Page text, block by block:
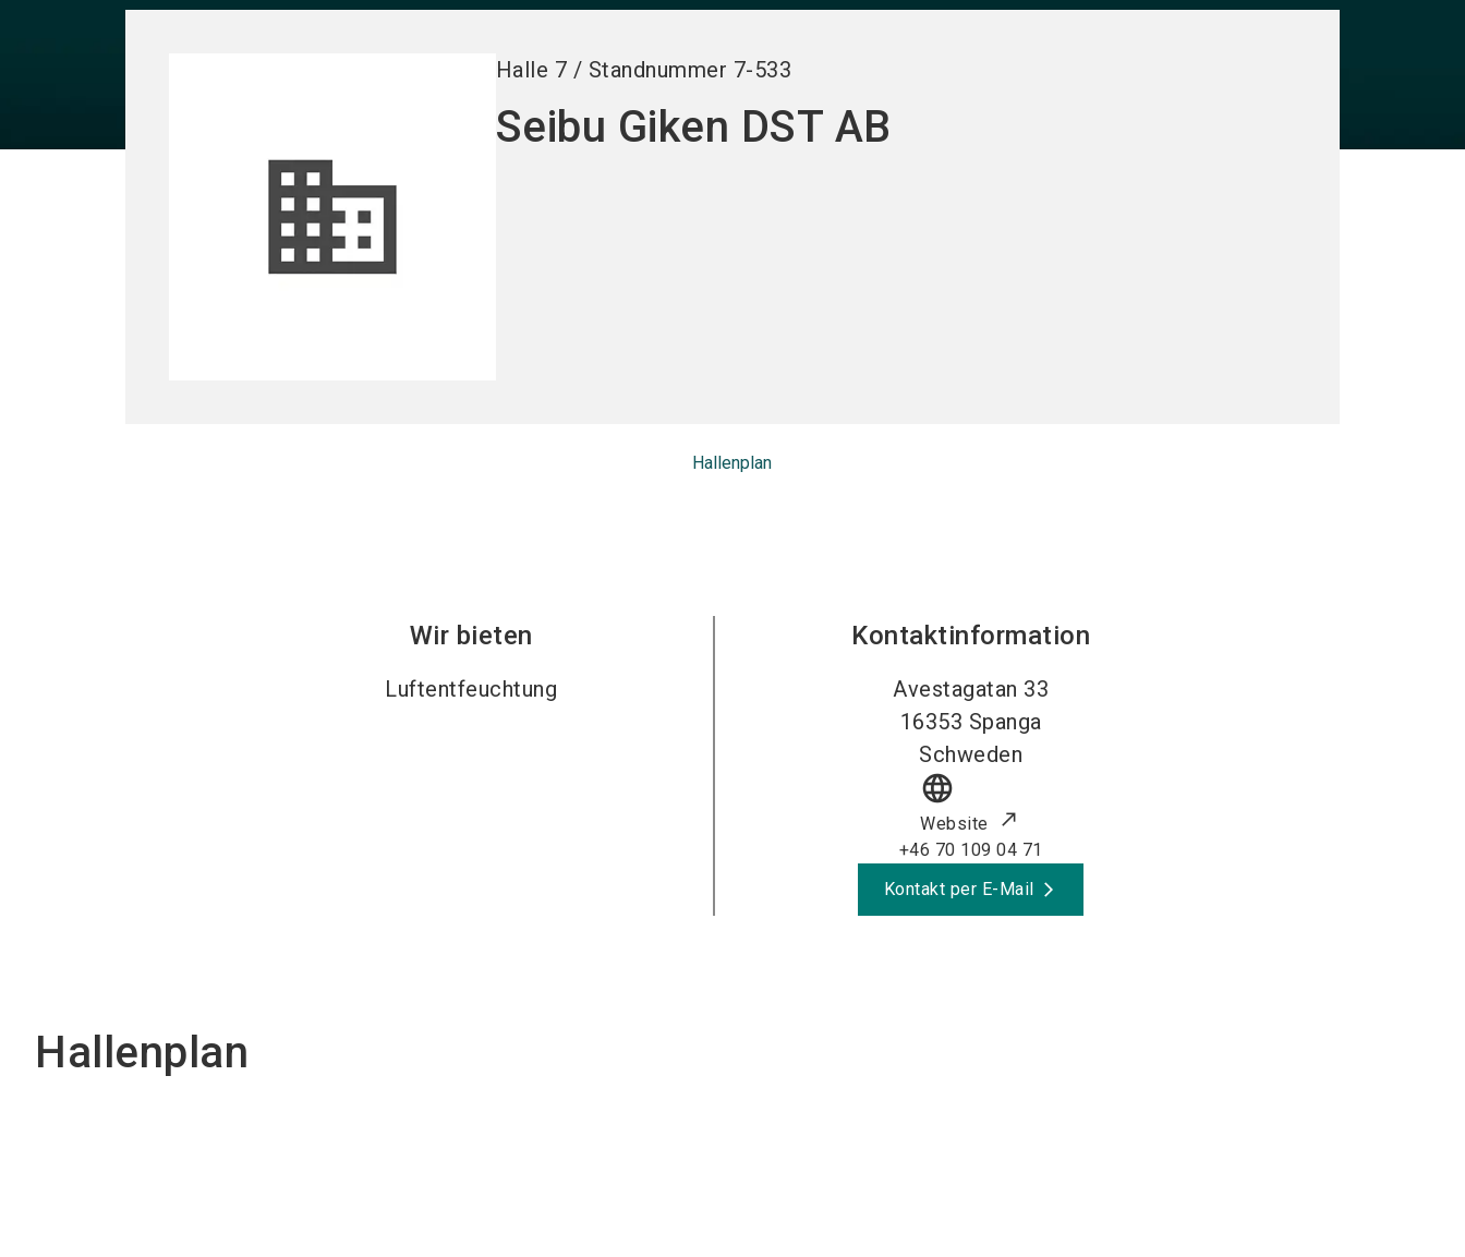
Halle 7 / Standnummer 7-533
Seibu Giken DST AB
Hallenplan
Wir bieten
Luftentfeuchtung
Kontaktinformation
Avestagatan 33
16353 Spanga
Schweden
language
Website
+46 70 109 04 71
Kontakt per E-Mail
Hallenplan